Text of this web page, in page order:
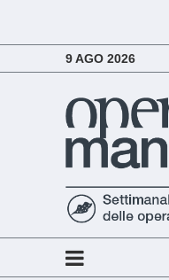
9 AGO 2026